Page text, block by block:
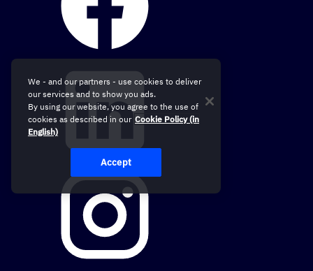
We - and our partners - use cookies to deliver
our services and to show you ads.
By using our website, you agree to the use of
cookies as described in our Cookie Policy (in
English)
Accept